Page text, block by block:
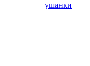
ушанки